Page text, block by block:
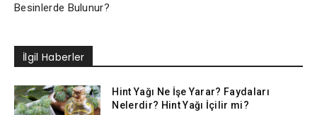
Besinlerde Bulunur?
İlgil Haberler
Hint Yağı Ne İşe Yarar? Faydaları
Nelerdir? Hint Yağı İçilir mi?